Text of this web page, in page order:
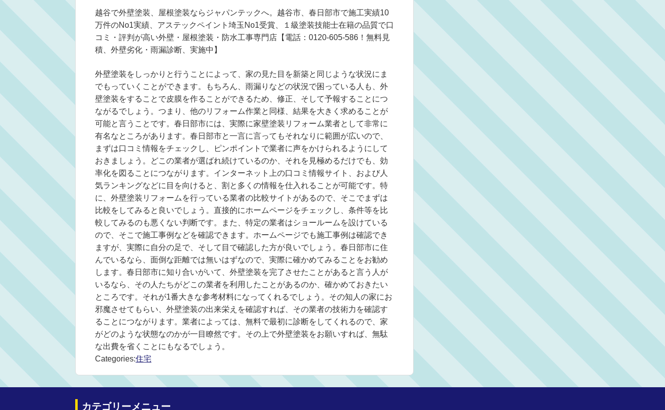
越谷で外壁塗装、屋根塗装ならジャパンテックへ。越谷市、春日部市で施工実績10
万件のNo1実績、アステックペイント埼玉No1受賞、１級塗装技能士在籍の品質で口
コミ・評判が高い外壁・屋根塗装・防水工事専門店【電話：0120-605-586！無料見
積、外壁劣化・雨漏診断、実施中】
外壁塗装をしっかりと行うことによって、家の見た目を新築と同じような状況にま
でもっていくことができます。もちろん、雨漏りなどの状況で困っている人も、外
壁塗装をすることで皮膜を作ることができるため、修正、そして予報することにつ
ながるでしょう。つまり、他のリフォーム作業と同様、結果を大きく求めることが
可能と言うことです。春日部市には、実際に家壁塗装リフォーム業者として非常に
有名なところがあります。春日部市と一言に言ってもそれなりに範囲が広いので、
まずは口コミ情報をチェックし、ピンポイントで業者に声をかけられるようにして
おきましょう。どこの業者が選ばれ続けているのか、それを見極めるだけでも、効
率化を図ることにつながります。インターネット上の口コミ情報サイト、および人
気ランキングなどに目を向けると、割と多くの情報を仕入れることが可能です。特
に、外壁塗装リフォームを行っている業者の比較サイトがあるので、そこでまずは
比較をしてみると良いでしょう。直接的にホームページをチェックし、条件等を比
較してみるのも悪くない判断です。また、特定の業者はショールームを設けている
ので、そこで施工事例などを確認できます。ホームページでも施工事例は確認でき
ますが、実際に自分の足で、そして目で確認した方が良いでしょう。春日部市に住
んでいるなら、面倒な距離では無いはずなので、実際に確かめてみることをお勧め
します。春日部市に知り合いがいて、外壁塗装を完了させたことがあると言う人が
いるなら、その人たちがどこの業者を利用したことがあるのか、確かめておきたい
ところです。それが1番大きな参考材料になってくれるでしょう。その知人の家にお
邪魔させてもらい、外壁塗装の出来栄えを確認すれば、その業者の技術力を確認す
ることにつながります。業者によっては、無料で最初に診断をしてくれるので、家
がどのような状態なのかが一目瞭然です。その上で外壁塗装をお願いすれば、無駄
な出費を省くことにもなるでしょう。
Categories:住宅
カテゴリーメニュー